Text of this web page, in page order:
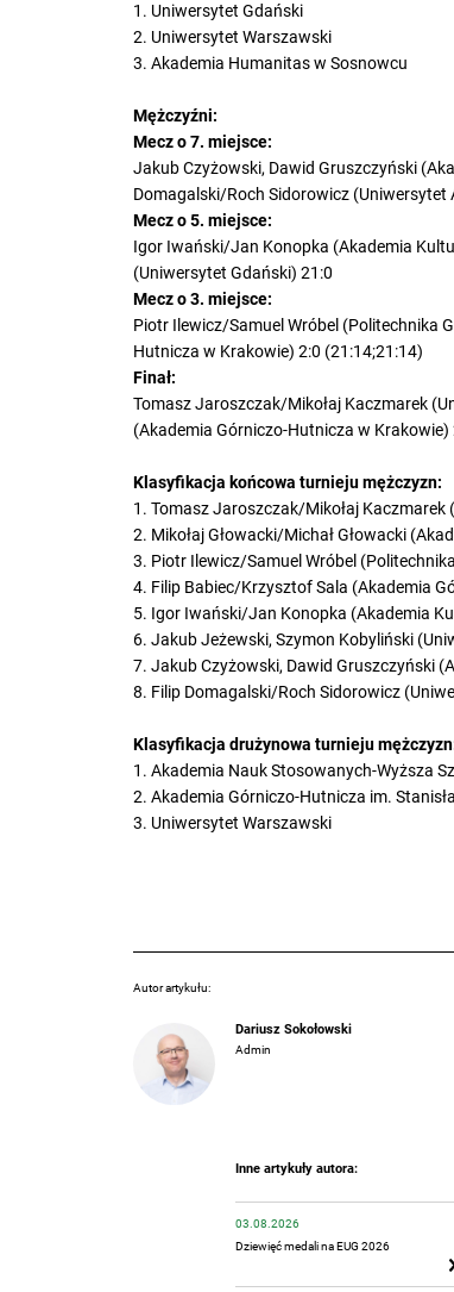
1. Uniwersytet Gdański
2. Uniwersytet Warszawski
3. Akademia Humanitas w Sosnowcu
Mężczyźni:
Mecz o 7. miejsce:
Jakub Czyżowski, Dawid Gruszczyński
Domagalski/Roch Sidorowicz
Mecz o 5. miejsce:
Igor Iwański/Jan Konopka (Akademia
(Uniwersytet Gdański) 21:0
Mecz o 3. miejsce:
Piotr Ilewicz/Samuel Wróbel (Politechnika
Hutnicza w Krakowie) 2:0 (21:14;21:14)
Finał:
Tomasz Jaroszczak/Mikołaj Kaczmarek
(Akademia Górniczo-Hutnicza w Krakowie)
Klasyfikacja końcowa turnieju mężczyzn:
1. Tomasz Jaroszczak/Mikołaj
2. Mikołaj Głowacki/Michał Głowacki
3. Piotr Ilewicz/Samuel Wróbel
4. Filip Babiec/Krzysztof Sala (Akademia
5. Igor Iwański/Jan Konopka (Akademia
6. Jakub Jeżewski, Szymon Kobyliński
7. Jakub Czyżowski, Dawid Gruszczyński
8. Filip Domagalski/Roch Sidorowicz
Klasyfikacja drużynowa turnieju
1. Akademia Nauk Stosowanych-Wyższa
2. Akademia Górniczo-Hutnicza im.
3. Uniwersytet Warszawski
Autor artykułu:
Dariusz Sokołowski
Admin
Inne artykuły autora:
03.08.2026
Dziewięć medali na EUG 2026